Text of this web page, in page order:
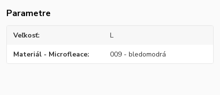
Parametre
Veľkosť L
Materiál - Microfleace 009 - bledomodrá